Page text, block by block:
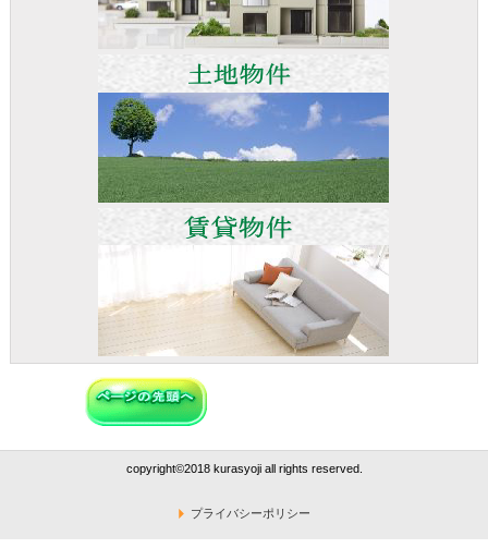
copyright©2018 kurasyoji all rights reserved.
プライバシーポリシー